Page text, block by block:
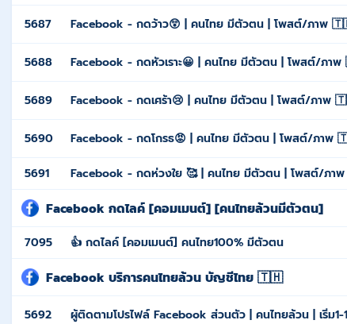
5687 Facebook - กดว้าว😲 | คนไทย มีตัวตน | โพสต์/ภาพ
5688 Facebook - กดหัวเราะ😀 | คนไทย มีตัวตน | โพสต์/ภ
5689 Facebook - กดเศร้า😢 | คนไทย มีตัวตน | โพสต์/ภาพ
5690 Facebook - กดโกรธ😡 | คนไทย มีตัวตน | โพสต์/ภาพ
5691 Facebook - กดห่วงใย 🥰 | คนไทย มีตัวตน | โพสต์/ภ
Facebook กดไลค์ [คอมเมนต์] [คนไทยล้วนมีตัวตน]
7095 👍 กดไลค์ [คอมเมนต์] คนไทย100% มีตัวตน
Facebook บริการคนไทยล้วน บัญชีไทย 🇹🇭
5692 ผู้ติดตามโปรไฟล์ Facebook ส่วนตัว | คนไทยล้วน | เริ่ม